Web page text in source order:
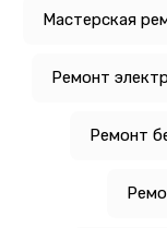
Мастерская
Ремонт
Ремонт